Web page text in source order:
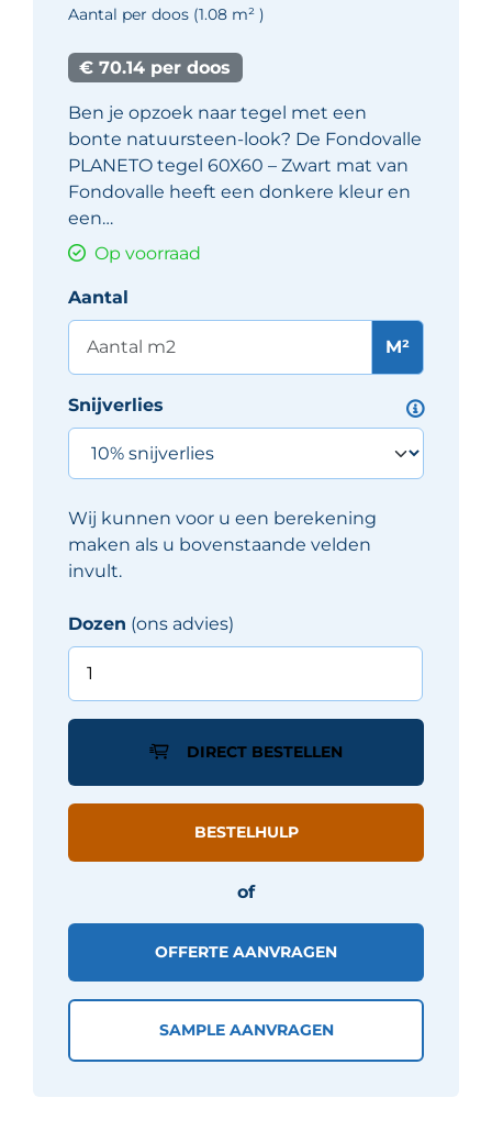
Aantal per doos (1.08 m² )
€ 70.14 per doos
Ben je opzoek naar tegel met een
bonte natuursteen-look? De Fondovalle
PLANETO tegel 60X60 – Zwart mat van
Fondovalle heeft een donkere kleur en
een…
Op voorraad
Aantal
M²
Snijverlies
Wij kunnen voor u een berekening
maken als u bovenstaande velden
invult.
Dozen (ons advies)
Fondovalle
PLANETO
-
DIRECT BESTELLEN
BESTELHULP
of
OFFERTE AANVRAGEN
SAMPLE AANVRAGEN